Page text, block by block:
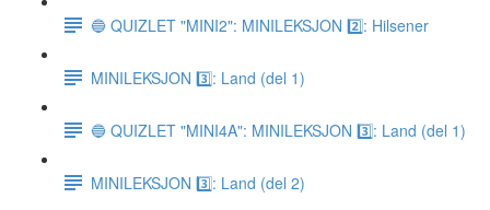
🔵 QUIZLET "MINI2": MINILEKSJON 2️⃣: Hilsener
MINILEKSJON 3️⃣: Land (del 1)
🔵 QUIZLET "MINI4A": MINILEKSJON 3️⃣: Land (del 1)
MINILEKSJON 3️⃣: Land (del 2)